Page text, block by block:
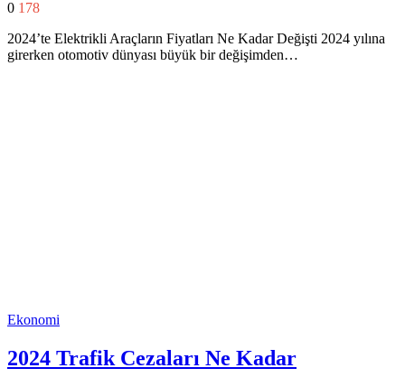
0 178
2024’te Elektrikli Araçların Fiyatları Ne Kadar Değişti 2024 yılına
girerken otomotiv dünyası büyük bir değişimden…
Ekonomi
2024 Trafik Cezaları Ne Kadar